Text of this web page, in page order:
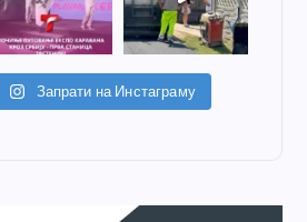
Запрати на Инстаграму